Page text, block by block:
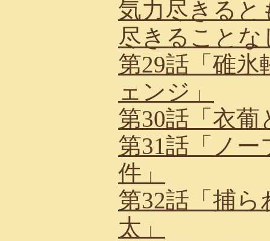
気力尽きる
尽きることな
第29話「碓
ェンジ」
第30話「衣葡
第31話「ノ
件」
第32話「捕
太」